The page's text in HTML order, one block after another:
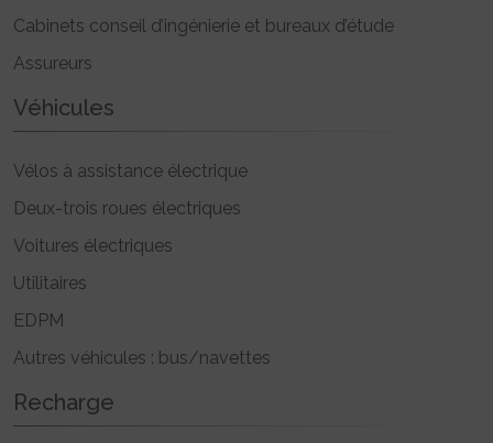
Cabinets conseil d’ingénierie et bureaux d’étude
Assureurs
Véhicules
Vélos à assistance électrique
Deux-trois roues électriques
Voitures électriques
Utilitaires
EDPM
Autres véhicules : bus/navettes
Recharge